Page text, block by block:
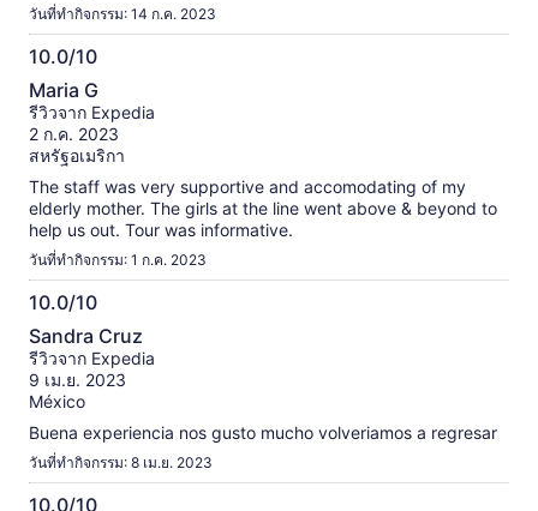
วันที่ทำกิจกรรม: 14 ก.ค. 2023
10.0/10
10.0
จาก
10
Maria G
รีวิวจาก Expedia
2 ก.ค. 2023
สหรัฐอเมริกา
The staff was very supportive and accomodating of my
elderly mother. The girls at the line went above & beyond to
help us out. Tour was informative.
วันที่ทำกิจกรรม: 1 ก.ค. 2023
10.0/10
10.0
จาก
10
Sandra Cruz
รีวิวจาก Expedia
9 เม.ย. 2023
México
Buena experiencia nos gusto mucho volveriamos a regresar
วันที่ทำกิจกรรม: 8 เม.ย. 2023
10.0/10